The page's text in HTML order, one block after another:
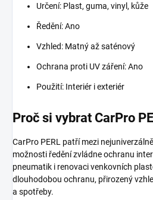
Určení: Plast, guma, vinyl, kůže
Ředění: Ano
Vzhled: Matný až saténový
Ochrana proti UV záření: Ano
Použití: Interiér i exteriér
Proč si vybrat CarPro
CarPro PERL patří mezi
možnosti ředění zvládne ochranu
pneumatik i renovaci venkovních
dlouhodobou ochranu, přirozený
a spotřeby.